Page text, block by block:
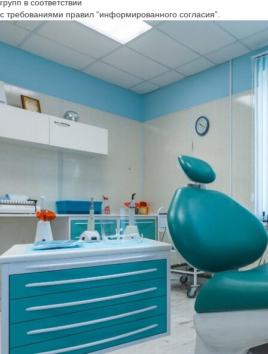
групп в соответствии
с требованиями правил “информированного согласия”.